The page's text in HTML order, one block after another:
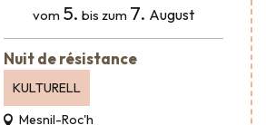
vom 5. bis zum 7. August
Nuit de résistance
KULTURELL
Mesnil-Roc'h